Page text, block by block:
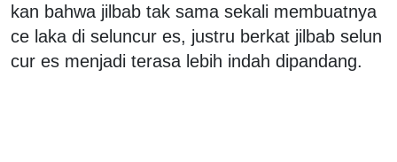
kan bahwa jilbab tak sama sekali membuatnya
ce laka di seluncur es, justru berkat jilbab selun
cur es menjadi terasa lebih indah dipandang.